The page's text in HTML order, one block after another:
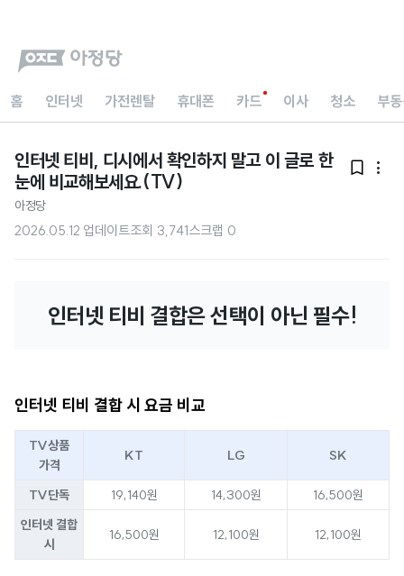
홈 인터넷 가전렌탈 휴대폰 카드 이사 청소 부
인터넷 티비, 디시에서 확인하지 말고 이 글로 한
눈에 비교해보세요.(TV)
 
아정당
2026.05.12 업데이트조회 3,741스크랩 0
인터넷 티비 결합은 선택이 아닌 필수!
인터넷 티비 결합 시 요금 비교
TV상품
가격
KT LG SK
TV단독 19,140원 14,300원
16,500원
인터넷 결합
시
16,500원 12,100원 12,100원